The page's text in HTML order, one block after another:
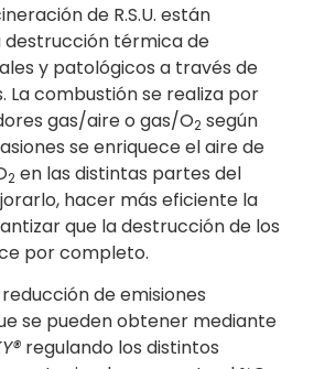
de R.S.U. están
destrucción térmica de
y patológicos a través de
La combustión se realiza por
gas/aire o gas/O2 según
se enriquece el aire de
2 en las distintas partes del
hacer más eficiente la
que la destrucción de los
por completo.
de emisiones
se pueden obtener mediante
regulando los distintos